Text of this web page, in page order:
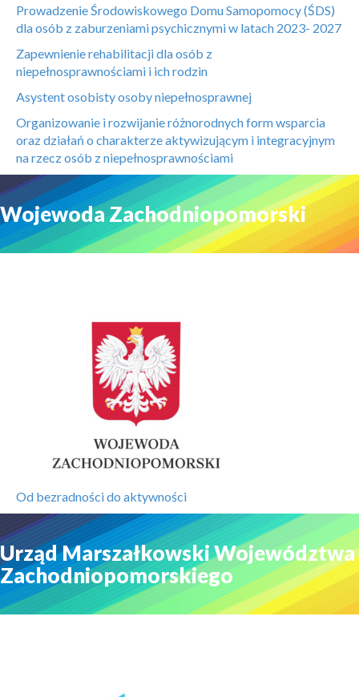
Prowadzenie Środowiskowego Domu Samopomocy (ŚDS)
dla osób z zaburzeniami psychicznymi w latach 2023- 2027
Zapewnienie rehabilitacji dla osób z
niepełnosprawnościami i ich rodzin
Asystent osobisty osoby niepełnosprawnej
Organizowanie i rozwijanie różnorodnych form wsparcia
oraz działań o charakterze aktywizującym i integracyjnym
na rzecz osób z niepełnosprawnościami
Wojewoda Zachodniopomorski
Od bezradności do aktywności
Urząd Marszałkowski Województwa
Zachodniopomorskiego